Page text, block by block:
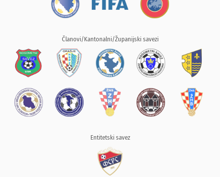
Članovi/Kantonalni/Županijski savezi
Entitetski savez